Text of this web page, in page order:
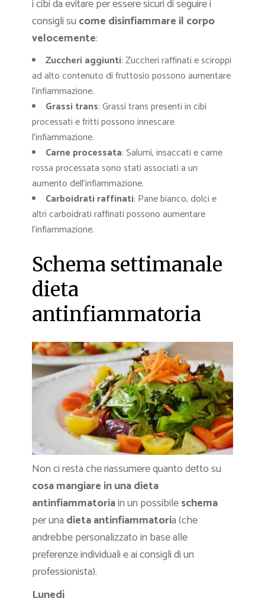
i cibi da evitare per essere sicuri di seguire i
consigli su come disinfiammare il corpo
velocemente:
Zuccheri aggiunti: Zuccheri raffinati e sciroppi
ad alto contenuto di fruttosio possono aumentare
l’infiammazione.
Grassi trans: Grassi trans presenti in cibi
processati e fritti possono innescare
l’infiammazione.
Carne processata: Salumi, insaccati e carne
rossa processata sono stati associati a un
aumento dell’infiammazione.
Carboidrati raffinati: Pane bianco, dolci e
altri carboidrati raffinati possono aumentare
l’infiammazione.
Schema settimanale
dieta
antinfiammatoria
Non ci resta che riassumere quanto detto su
cosa mangiare in una dieta
antinfiammatoriain un possibileschema
per una dieta antinfiammatoria (che
andrebbe personalizzato in base alle
preferenze individuali e ai consigli di un
professionista).
Lunedì